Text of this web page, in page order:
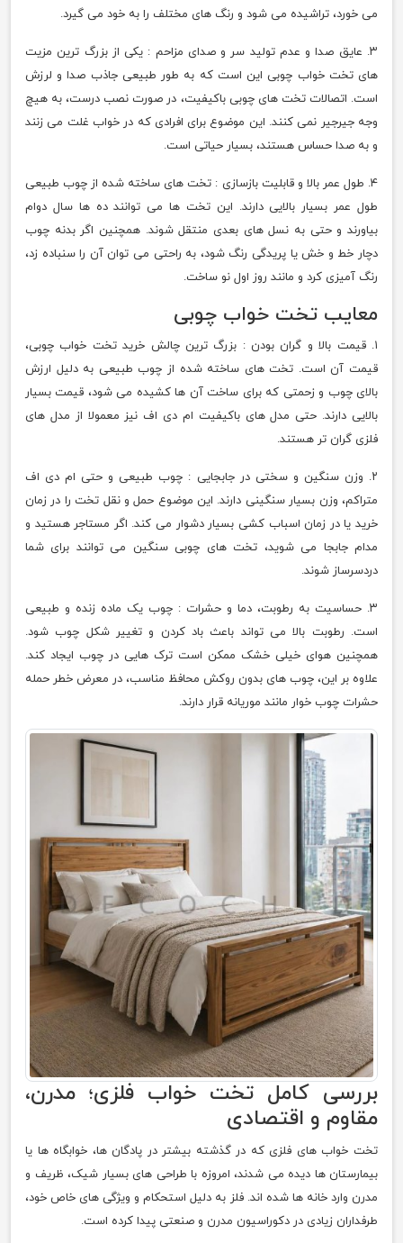
می خورد، تراشیده می شود و رنگ های مختلف را به خود می گیرد.
۳. عایق صدا و عدم تولید سر و صدای مزاحم : یکی از بزرگ ترین مزیت
های تخت خواب چوبی این است که به طور طبیعی جاذب صدا و لرزش
است. اتصالات تخت های چوبی باکیفیت، در صورت نصب درست، به هیچ
وجه جیرجیر نمی کنند. این موضوع برای افرادی که در خواب غلت می زنند
و به صدا حساس هستند، بسیار حیاتی است.
۴. طول عمر بالا و قابلیت بازسازی : تخت های ساخته شده از چوب طبیعی
طول عمر بسیار بالایی دارند. این تخت ها می توانند ده ها سال دوام
بیاورند و حتی به نسل های بعدی منتقل شوند. همچنین اگر بدنه چوب
دچار خط و خش یا پریدگی رنگ شود، به راحتی می توان آن را سنباده زد،
رنگ آمیزی کرد و مانند روز اول نو ساخت.
معایب تخت خواب چوبی
۱. قیمت بالا و گران بودن : بزرگ ترین چالش خرید تخت خواب چوبی،
قیمت آن است. تخت های ساخته شده از چوب طبیعی به دلیل ارزش
بالای چوب و زحمتی که برای ساخت آن ها کشیده می شود، قیمت بسیار
بالایی دارند. حتی مدل های باکیفیت ام دی اف نیز معمولا از مدل های
فلزی گران تر هستند.
۲. وزن سنگین و سختی در جابجایی : چوب طبیعی و حتی ام دی اف
متراکم، وزن بسیار سنگینی دارند. این موضوع حمل و نقل تخت را در زمان
خرید یا در زمان اسباب کشی بسیار دشوار می کند. اگر مستاجر هستید و
مدام جابجا می شوید، تخت های چوبی سنگین می توانند برای شما
دردسرساز شوند.
۳. حساسیت به رطوبت، دما و حشرات : چوب یک ماده زنده و طبیعی
است. رطوبت بالا می تواند باعث باد کردن و تغییر شکل چوب شود.
همچنین هوای خیلی خشک ممکن است ترک هایی در چوب ایجاد کند.
علاوه بر این، چوب های بدون روکش محافظ مناسب، در معرض خطر حمله
حشرات چوب خوار مانند موریانه قرار دارند.
بررسی کامل تخت خواب فلزی؛ مدرن،
مقاوم و اقتصادی
تخت خواب های فلزی که در گذشته بیشتر در پادگان ها، خوابگاه ها یا
بیمارستان ها دیده می شدند، امروزه با طراحی های بسیار شیک، ظریف و
مدرن وارد خانه ها شده اند. فلز به دلیل استحکام و ویژگی های خاص خود،
طرفداران زیادی در دکوراسیون مدرن و صنعتی پیدا کرده است.